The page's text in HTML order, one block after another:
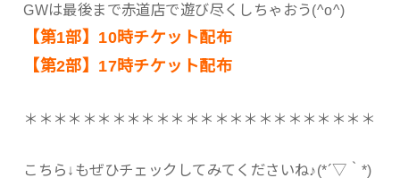
GWは最後まで赤道店で遊び尽くしちゃおう(^o^)
【第1部】10時チケット配布
【第2部】17時チケット配布
＊＊＊＊＊＊＊＊＊＊＊＊＊＊＊＊＊＊＊＊＊＊＊＊
こちら↓もぜひチェックしてみてくださいね♪(*´▽｀*)